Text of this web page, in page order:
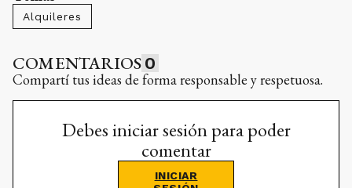
Alquileres
COMENTARIOS 0
Compartí tus ideas de forma responsable y respetuosa.
Debes iniciar sesión para poder
comentar
INICIAR